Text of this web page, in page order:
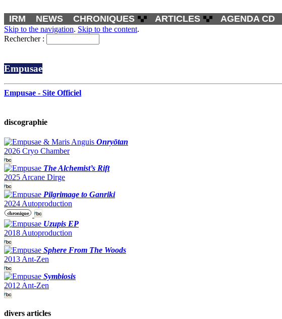
IRM NEWS CHRONIQUES ARTICLES AGENDA CD
Skip to the navigation. Skip to the content.
Rechercher :
Empusae
Empusae - Site Officiel
discographie
Onryōtan
2026 Cryo Chamber
The Alchemist’s Rift
2025 Arcane Dirge
Pilgrimage to Ganriki
2024 Autoproduction
Uzupis EP
2018 Autoproduction
Sphere From The Woods
2013 Ant-Zen
Symbiosis
2012 Ant-Zen
divers articles